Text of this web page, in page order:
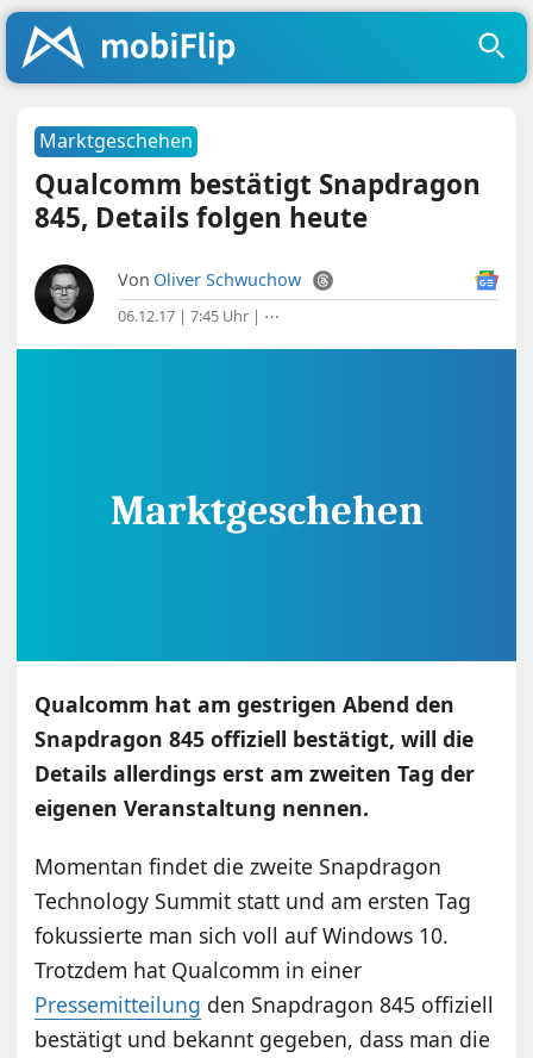
Marktgeschehen
Qualcomm bestätigt Snapdragon
845, Details folgen heute
Von Oliver Schwuchow
06.12.17 | 7:45 Uhr | ⋯
Qualcomm hat am gestrigen Abend den
Snapdragon 845 offiziell bestätigt, will die
Details allerdings erst am zweiten Tag der
eigenen Veranstaltung nennen.
Momentan findet die zweite Snapdragon
Technology Summit statt und am ersten Tag
fokussierte man sich voll auf Windows 10.
Trotzdem hat Qualcomm in einer
Pressemitteilung den Snapdragon 845 offiziell
bestätigt und bekannt gegeben, dass man die